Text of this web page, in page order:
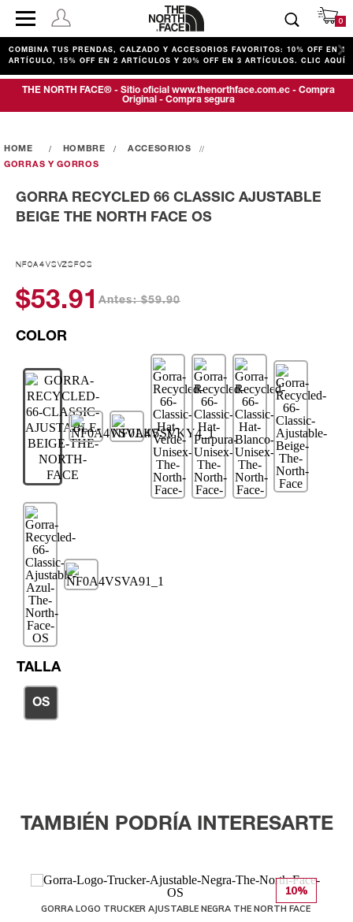
0
COMBINA TUS PRENDAS, CALZADO Y ACCESORIOS FAVORITOS: 10% OFF EN 1
ARTÍCULO, 15% OFF EN 2 ARTÍCULOS Y 20% OFF EN 3 ARTÍCULOS. CLIC AQUÍ
THE NORTH FACE® - Sitio oficial www.thenorthface.com.ec - Compra
Original - Compra segura
HOMBRE
ACCESORIOS
GORRAS Y GORROS
GORRA RECYCLED 66 CLASSIC AJUSTABLE
BEIGE THE NORTH FACE OS
NF0A4VSVZSFOS
$53.91 Antes: $59.90
TALLA
OS
TAMBIÉN PODRÍA INTERESARTE
10%
GORRA LOGO TRUCKER AJUSTABLE NEGRA THE NORTH FACE